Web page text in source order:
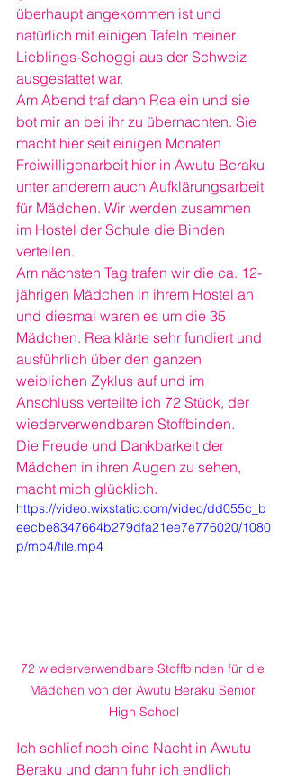
überhaupt angekommen ist und
natürlich mit einigen Tafeln meiner
Lieblings-Schoggi aus der Schweiz
ausgestattet war.
Am Abend traf dann Rea ein und sie
bot mir an bei ihr zu übernachten. Sie
macht hier seit einigen Monaten
Freiwilligenarbeit hier in Awutu Beraku
unter anderem auch Aufklärungsarbeit
für Mädchen. Wir werden zusammen
im Hostel der Schule die Binden
verteilen.
Am nächsten Tag trafen wir die ca. 12-
jährigen Mädchen in ihrem Hostel an
und diesmal waren es um die 35
Mädchen. Rea klärte sehr fundiert und
ausführlich über den ganzen
weiblichen Zyklus auf und im
Anschluss verteilte ich 72 Stück, der
wiederverwendbaren Stoffbinden.
Die Freude und Dankbarkeit der
Mädchen in ihren Augen zu sehen,
macht mich glücklich.
https://video.wixstatic.com/video/dd055c_b
eecbe8347664b279dfa21ee7e776020/1080
p/mp4/file.mp4
72 wiederverwendbare Stoffbinden für die
Mädchen von der Awutu Beraku Senior
High School
Ich schlief noch eine Nacht in Awutu
Beraku und dann fuhr ich endlich